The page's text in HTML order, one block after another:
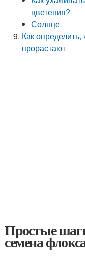
цветения?
Солнце
Как
прорастают
Простые
семена